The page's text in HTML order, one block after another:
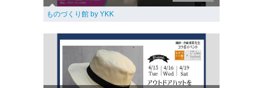
ものづくり館 by YKK